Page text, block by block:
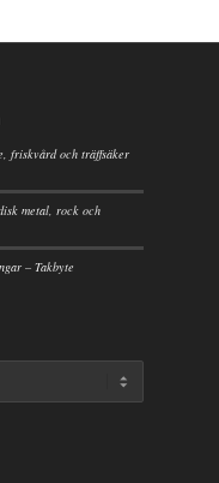
friskvård och träffsäker
metal, rock och
– Takbyte